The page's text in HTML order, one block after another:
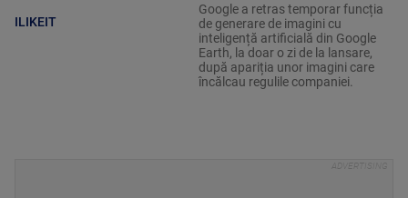
ILIKEIT
Google a retras temporar funcția
de generare de imagini cu
inteligență artificială din Google
Earth, la doar o zi de la lansare,
după apariția unor imagini care
încălcau regulile companiei.